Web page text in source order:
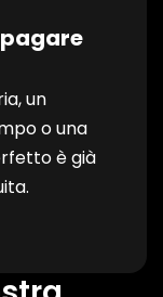
un
o una
è già